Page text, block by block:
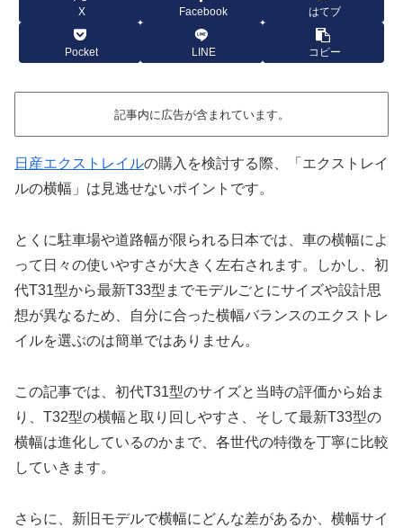
X Facebook はてブ
Pocket LINE コピー
記事内に広告が含まれています。
日産エクストレイルの購入を検討する際、「エクストレイ
ルの横幅」は見逃せないポイントです。
とくに駐車場や道路幅が限られる日本では、車の横幅によ
って日々の使いやすさが大きく左右されます。しかし、初
代T31型から最新T33型までモデルごとにサイズや設計思
想が異なるため、自分に合った横幅バランスのエクストレ
イルを選ぶのは簡単ではありません。
この記事では、初代T31型のサイズと当時の評価から始ま
り、T32型の横幅と取り回しやすさ、そして最新T33型の
横幅は進化しているのかまで、各世代の特徴を丁寧に比較
していきます。
さらに、新旧モデルで横幅にどんな差があるか、横幅サイ